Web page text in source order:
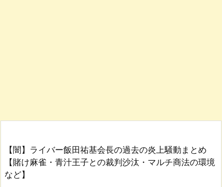
【闇】ライバー飯田祐基会長の過去の炎上騒動まとめ
【賭け麻雀・青汁王子との裁判沙汰・マルチ商法の環境
など】